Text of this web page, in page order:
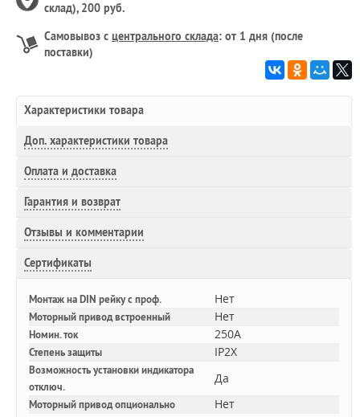
склад), 200 руб.
Самовывоз с центрального склада: от 1 дня (после
поставки)
Характеристики товара
Доп. характеристики товара
Оплата и доставка
Гарантия и возврат
Отзывы и комментарии
Сертификаты
Монтаж на DIN рейку с проф. Нет
Моторный привод встроенный Нет
Номин. ток 250A
Степень защиты IP2X
Возможность установки индикатора
отключ.
Да
Моторный привод опционально Нет